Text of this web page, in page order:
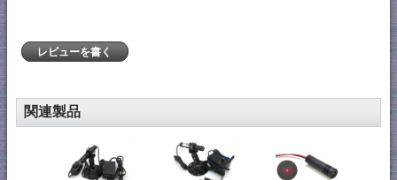
レビューを書く
関連製品